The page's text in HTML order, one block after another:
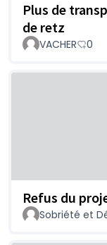
Plus de
de retz
VACHER 0
Refus du
Sobriété et